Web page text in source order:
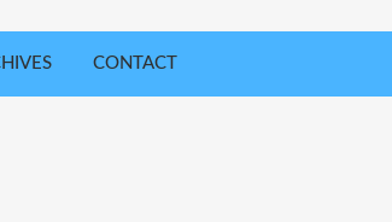
CONTACT